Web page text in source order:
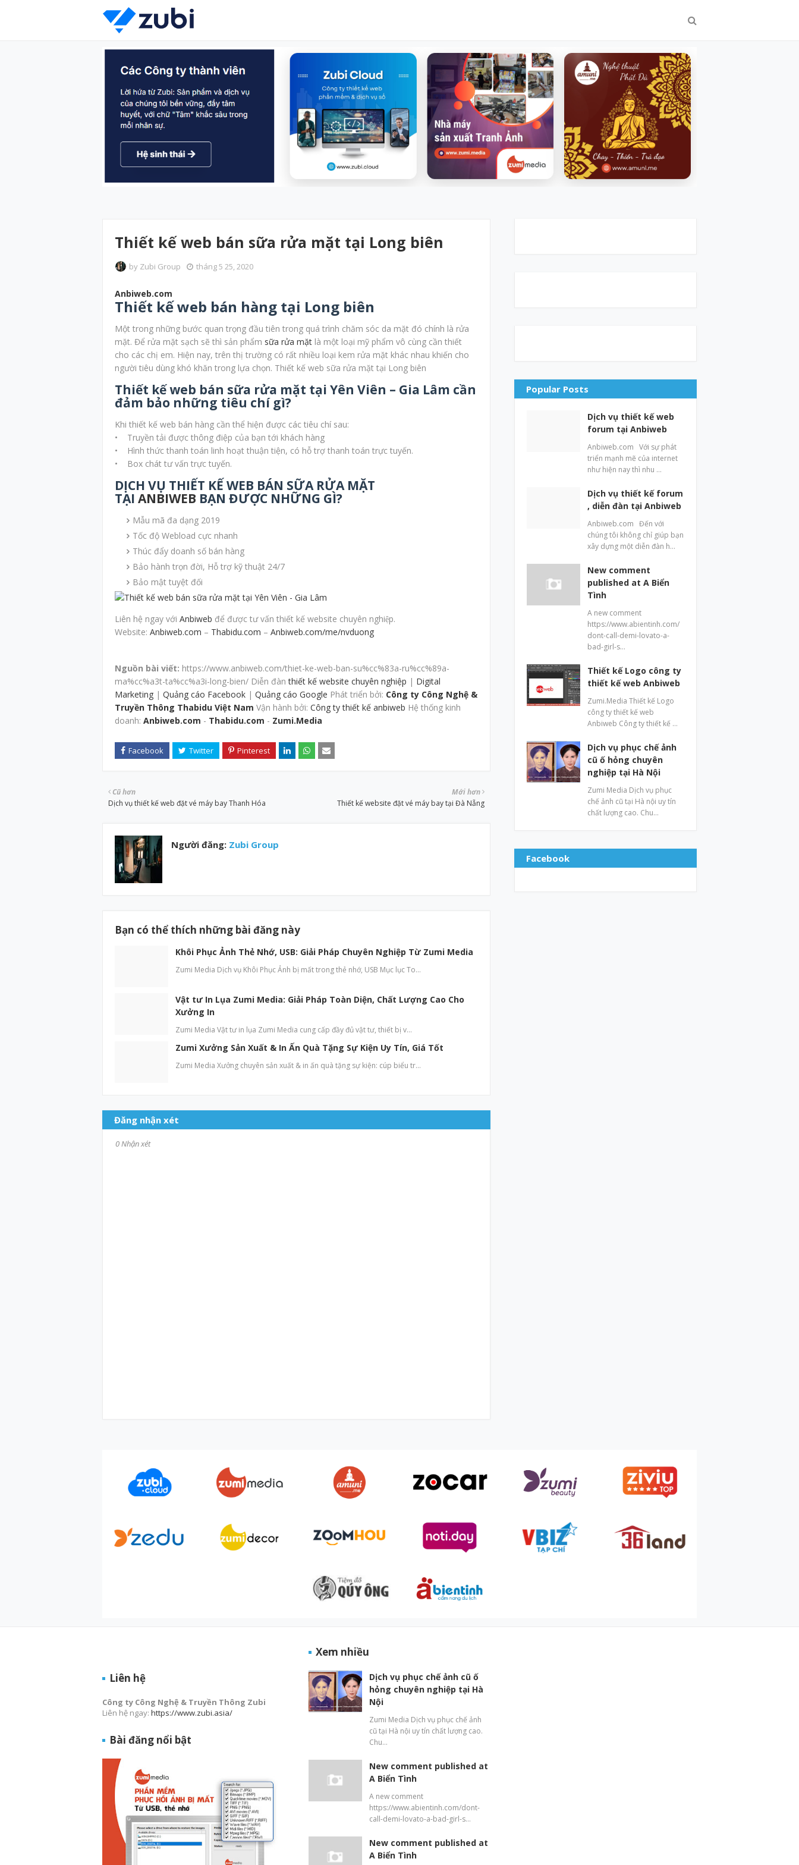
Thiết kế web bán sữa rửa mặt tại Long biên
by Zubi Group tháng 5 25, 2020
Anbiweb.com
Thiết kế web bán hàng tại Long biên
Một trong những bước quan trọng đầu tiên trong quá trình chăm sóc da mặt đó chính là rửa
mặt. Để rửa mặt sạch sẽ thì sản phẩm sữa rửa mặt là một loại mỹ phẩm vô cùng cần thiết
cho các chị em. Hiện nay, trên thị trường có rất nhiều loại kem rửa mặt khác nhau khiến cho
người tiêu dùng khó khăn trong lựa chọn. Thiết kế web sữa rửa mặt tại Long biên
Thiết kế web bán sữa rửa mặt tại Yên Viên – Gia Lâm cần
đảm bảo những tiêu chí gì?
Khi thiết kế web bán hàng cần thể hiện được các tiêu chí sau:
• Truyền tải được thông điệp của bạn tới khách hàng
• Hình thức thanh toán linh hoạt thuận tiện, có hỗ trợ thanh toán trực tuyến.
• Box chát tư vấn trực tuyến.
DỊCH VỤ THIẾT KẾ WEB BÁN SỮA RỬA MẶT
TẠI ANBIWEB BẠN ĐƯỢC NHỮNG GÌ?
Mẫu mã đa dạng 2019
Tốc độ Webload cực nhanh
Thúc đẩy doanh số bán hàng
Bảo hành trọn đời, Hỗ trợ kỹ thuật 24/7
Bảo mật tuyệt đối
Liên hệ ngay với Anbiweb để được tư vấn thiết kế website chuyên nghiệp.
Website: Anbiweb.com – Thabidu.com – Anbiweb.com/me/nvduong
Nguồn bài viết: https://www.anbiweb.com/thiet-ke-web-ban-su%cc%83a-ru%cc%89a-
ma%cc%a3t-ta%cc%a3i-long-bien/ Diễn đànthiết kế website chuyên nghiệp | Digital
Marketing | Quảng cáo Facebook | Quảng cáo Google Phát triển bởi: Công ty Công Nghệ &
Truyền Thông Thabidu Việt Nam Vận hành bởi: Công ty thiết kế anbiweb Hệ thống kinh
doanh: Anbiweb.com - Thabidu.com - Zumi.Media
Mới hơn
Thiết kế website đặt vé máy bay tại Đà Nẵng
Cũ hơn
Dịch vụ thiết kế web đặt vé máy bay Thanh Hóa
Người đăng: Zubi Group
Bạn có thể thích những bài đăng này
Khôi Phục Ảnh Thẻ Nhớ, USB: Giải Pháp Chuyên Nghiệp Từ Zumi Media
Zumi Media Dịch vụ Khôi Phục Ảnh bị mất trong thẻ nhớ, USB Mục lục To…
Vật tư In Lụa Zumi Media: Giải Pháp Toàn Diện, Chất Lượng Cao Cho
Xưởng In
Zumi Media Vật tư in lụa Zumi Media cung cấp đầy đủ vật tư, thiết bị v…
Zumi Xưởng Sản Xuất & In Ấn Quà Tặng Sự Kiện Uy Tín, Giá Tốt
Zumi Media Xưởng chuyên sản xuất & in ấn quà tặng sự kiện: cúp biểu tr…
Đăng nhận xét
0 Nhận xét
Popular Posts
Dịch vụ thiết kế web
forum tại Anbiweb
Anbiweb.com Với sự phát
triển mạnh mẽ của internet
như hiện nay thì nhu …
Dịch vụ thiết kế forum
, diễn đàn tại Anbiweb
Anbiweb.com Đến với
chúng tôi không chỉ giúp bạn
xây dựng một diễn đàn h…
New comment
published at A Biển
Tình
A new comment
https://www.abientinh.com/
dont-call-demi-lovato-a-
bad-girl-s…
Thiết kế Logo công ty
thiết kế web Anbiweb
Zumi.Media Thiết kế Logo
công ty thiết kế web
Anbiweb Công ty thiết kế …
Dịch vụ phục chế ảnh
cũ ố hỏng chuyên
nghiệp tại Hà Nội
Zumi Media Dịch vụ phục
chế ảnh cũ tại Hà nội uy tín
chất lượng cao. Chu…
Facebook
Liên hệ
Công ty Công Nghệ & Truyền Thông Zubi
Liên hệ ngay: https://www.zubi.asia/
Bài đăng nổi bật
Xem nhiều
Dịch vụ phục chế ảnh cũ ố
hỏng chuyên nghiệp tại Hà
Nội
Zumi Media Dịch vụ phục chế ảnh
cũ tại Hà nội uy tín chất lượng cao.
Chu…
New comment published at
A Biển Tình
A new comment
https://www.abientinh.com/dont-
call-demi-lovato-a-bad-girl-s…
New comment published at
A Biển Tình